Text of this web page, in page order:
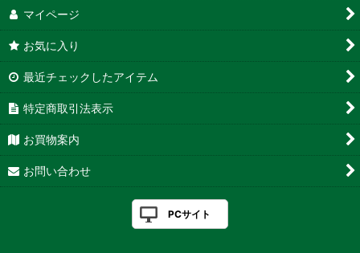
マイページ
お気に入り
最近チェックしたアイテム
特定商取引法表示
お買物案内
お問い合わせ
PCサイト